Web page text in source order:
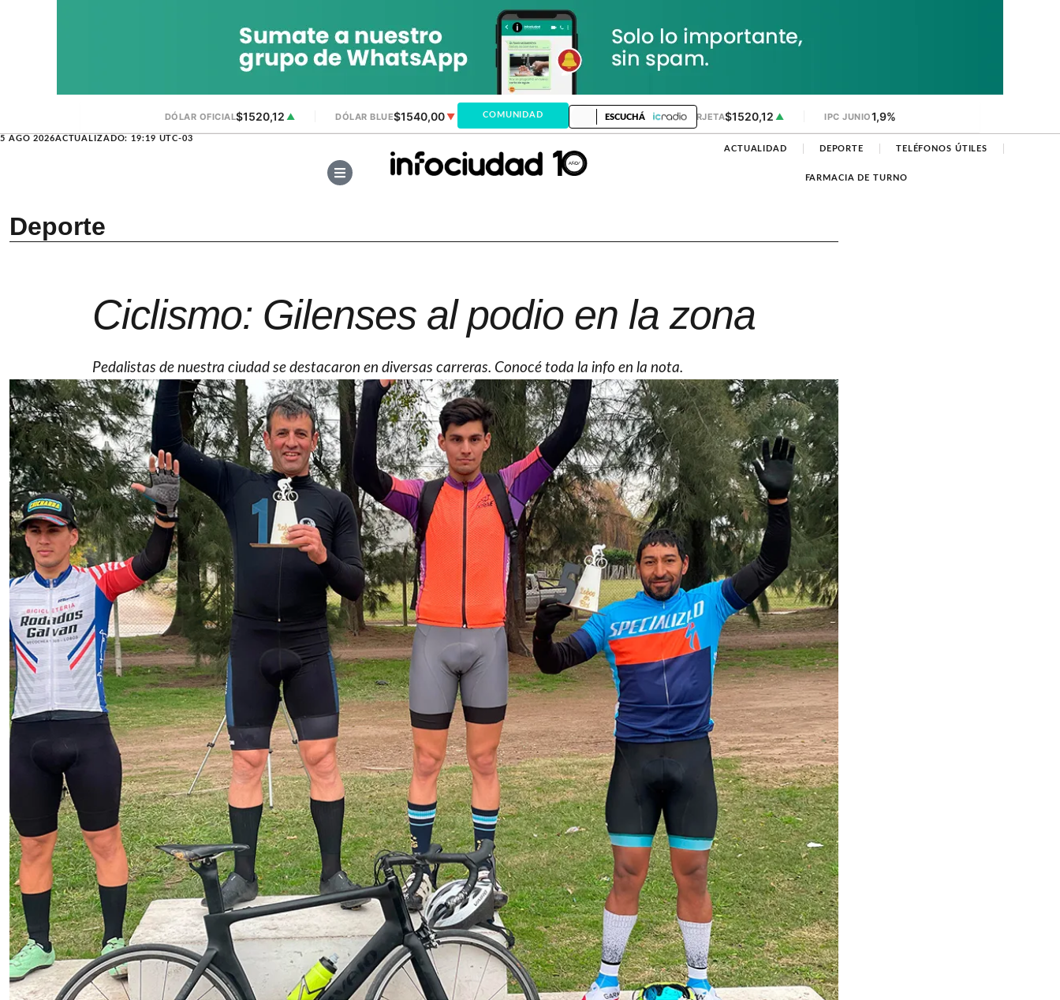
DÓLAR OFICIAL$1520,12 ▲ DÓLAR BLUE$1540,00▼ DÓLAR MEP ▲ DÓLAR TARJETA$1520,12 ▲ IPC JUNIO1,9%
5 AGO 2026ACTUALIZADO: 19:19 UTC-03
COMUNIDAD ESCUCHÁ
ACTUALIDAD DEPORTE TELÉFONOS ÚTILES
FARMACIA DE TURNO
Deporte
Ciclismo: Gilenses al podio en la zona
Pedalistas de nuestra ciudad se destacaron en diversas carreras. Conocé toda la info en la nota.